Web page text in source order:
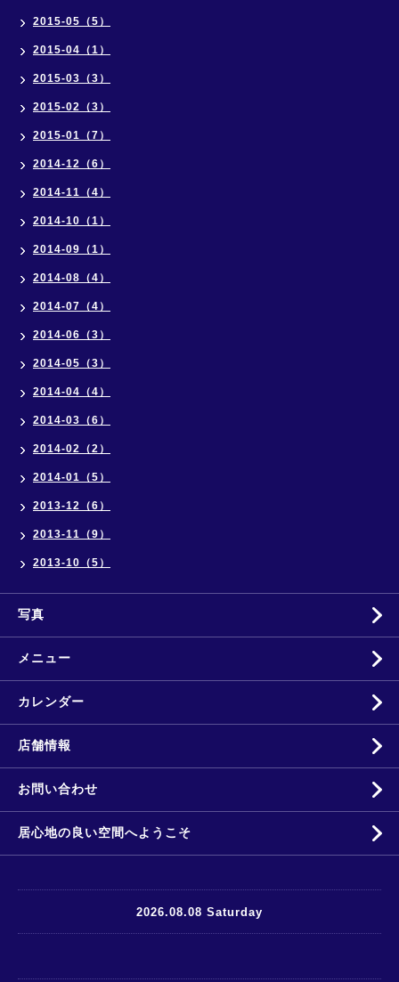
2015-05（5）
2015-04（1）
2015-03（3）
2015-02（3）
2015-01（7）
2014-12（6）
2014-11（4）
2014-10（1）
2014-09（1）
2014-08（4）
2014-07（4）
2014-06（3）
2014-05（3）
2014-04（4）
2014-03（6）
2014-02（2）
2014-01（5）
2013-12（6）
2013-11（9）
2013-10（5）
写真
メニュー
カレンダー
店舗情報
お問い合わせ
居心地の良い空間へようこそ
2026.08.08 Saturday